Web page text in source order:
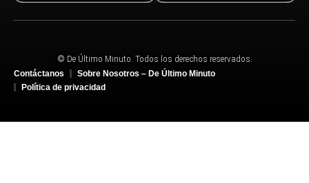
© De Último Minuto. Todos los derechos reservados.
Contáctanos
Sobre Nosotros – De Último Minuto
Política de privacidad